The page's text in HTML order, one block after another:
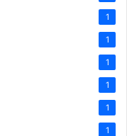
1
1
1
1
1
1